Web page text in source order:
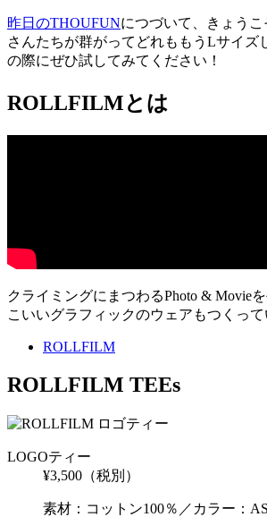
昨日のTHOUFUNにつづいて、きょう
さんたちが群がってどれももうLサイ
の際にぜひ試してみてください！
ROLLFILMとは
クライミングにまつわるPhoto & Movie
こいいグラフィックのウェアもつくっ
ROLLFILM
ROLLFILM TEEs
LOGOティー
¥3,500 （税別）
素材：コットン100％／カラー：